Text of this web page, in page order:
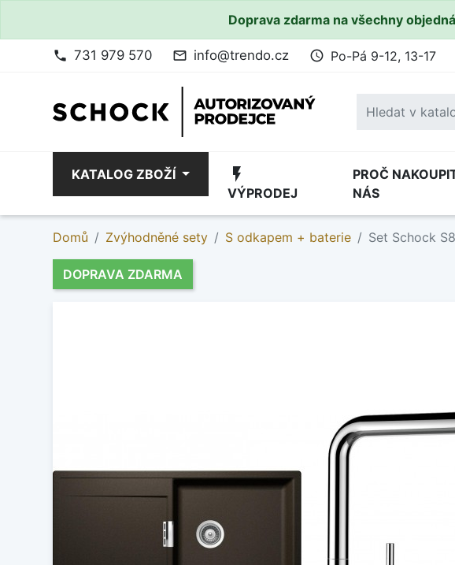
Doprava zdarma na všechny
phone 731 979 570 mail_outline info@trendo.cz access_time Po-Pá 9-12, 13-17
KATALOG ZBOŽÍ flash_on
VÝPRODEJ
PROČ
NÁS
Domů Zvýhodněné sety S odkapem + baterie Set Schock
DOPRAVA ZDARMA